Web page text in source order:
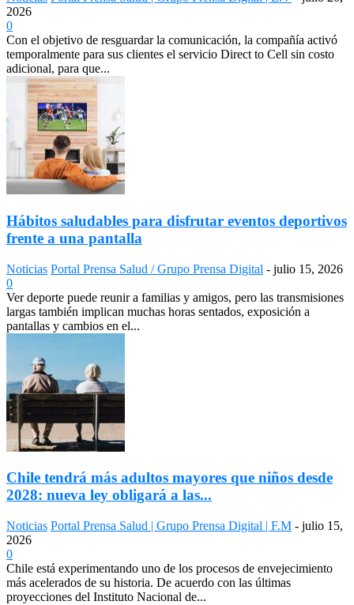
2026
0
Con el objetivo de resguardar la comunicación, la compañía activó
temporalmente para sus clientes el servicio Direct to Cell sin costo
adicional, para que...
Hábitos saludables para disfrutar eventos deportivos
frente a una pantalla
Noticias Portal Prensa Salud / Grupo Prensa Digital - julio 15, 2026
0
Ver deporte puede reunir a familias y amigos, pero las transmisiones
largas también implican muchas horas sentados, exposición a
pantallas y cambios en el...
Chile tendrá más adultos mayores que niños desde
2028: nueva ley obligará a las...
Noticias Portal Prensa Salud | Grupo Prensa Digital | F.M - julio 15,
2026
0
Chile está experimentando uno de los procesos de envejecimiento
más acelerados de su historia. De acuerdo con las últimas
proyecciones del Instituto Nacional de...